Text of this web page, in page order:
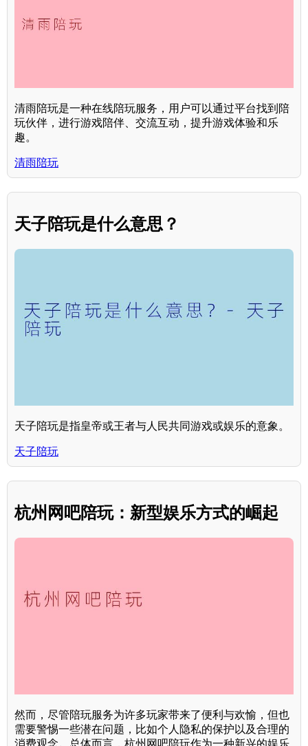
清雨陪玩是一种在线陪玩服务，用户可以通过平台找到陪
玩伙伴，进行游戏陪伴、交流互动，提升游戏体验和乐
趣。
清雨陪玩
天子陪玩是什么意思？
天子陪玩是指皇帝或王者与人民共同游戏或娱乐的意象。
天子陪玩
杭州网吧陪玩：新型娱乐方式的崛起
然而，尽管陪玩服务为许多玩家带来了便利与欢愉，但也
需要警惕一些潜在问题，比如个人隐私的保护以及合理的
消费观念。总体而言，杭州网吧陪玩作为一种新兴的娱乐